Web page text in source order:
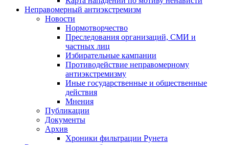
Неправомерный антиэкстремизм
Новости
Нормотворчество
Преследования организаций, СМИ и
частных лиц
Избирательные кампании
Противодействие неправомерному
антиэкстремизму
Иные государственные и общественные
действия
Мнения
Публикации
Документы
Архив
Хроники фильтрации Рунета